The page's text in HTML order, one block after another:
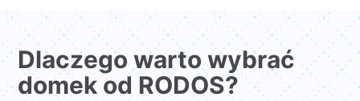
Dlaczego warto wybrać
domek od RODOS?